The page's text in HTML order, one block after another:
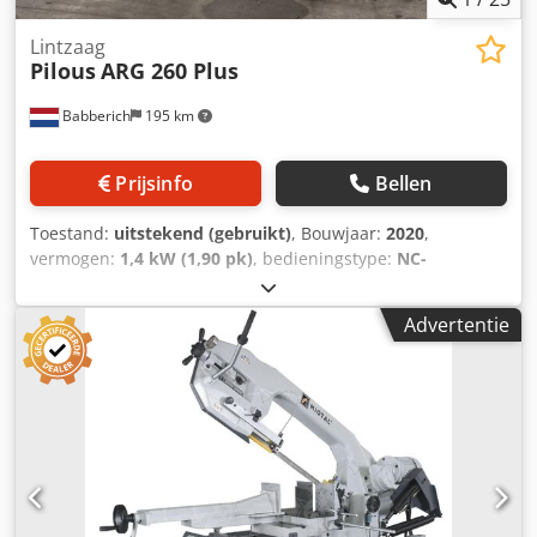
Babberich 195 km
Lintzaag
PilousARG 260 Plus
Prijsinfo Bellen
Toestand: uitstekend (gebruikt), Bouwjaar: 2020,
vermogen: 1,4 kW (1,90 pk), bedieningstype: NC-
2.000 mm
mm, totale breedte:1.800 mm, Bandzaagmachine PILOUS
- ARG 260 Plus Crodpfxszc Il Es Ag Aof Bandsaw mitre
cutting left & right Ø 260
Advertentie